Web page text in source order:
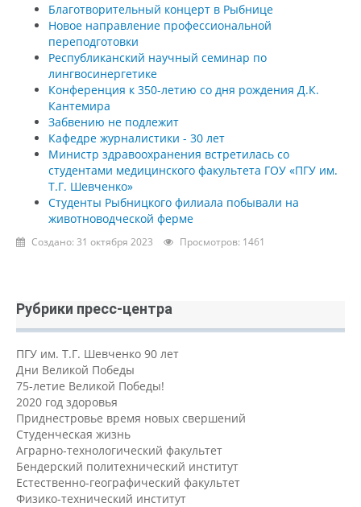
Благотворительный концерт в Рыбнице
Новое направление профессиональной
переподготовки
Республиканский научный семинар по
лингвосинергетике
Конференция к 350-летию со дня рождения Д.К.
Кантемира
Забвению не подлежит
Кафедре журналистики - 30 лет
Министр здравоохранения встретилась со
студентами медицинского факультета ГОУ «ПГУ им.
Т.Г. Шевченко»
Студенты Рыбницкого филиала побывали на
животноводческой ферме
Создано: 31 октября 2023 Просмотров: 1461
Рубрики пресс-центра
ПГУ им. Т.Г. Шевченко 90 лет
Дни Великой Победы
75-летие Великой Победы!
2020 год здоровья
Приднестровье время новых свершений
Студенческая жизнь
Аграрно-технологический факультет
Бендерский политехнический институт
Естественно-географический факультет
Физико-технический институт